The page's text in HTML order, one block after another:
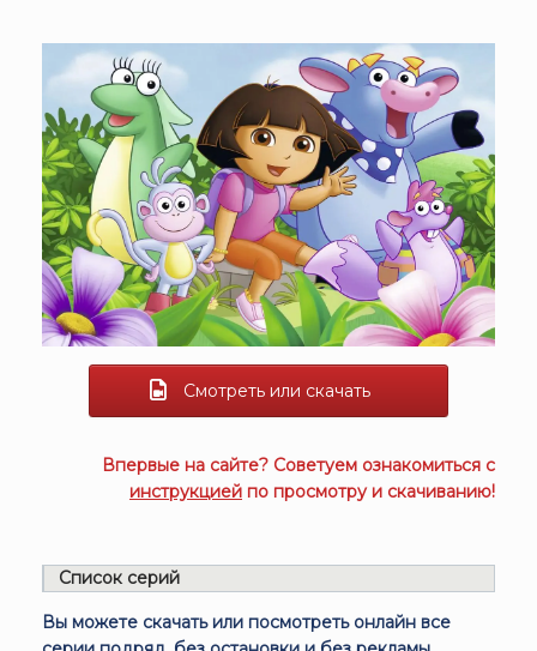
Смотреть или скачать
Впервые на сайте? Советуем ознакомиться с
инструкцией по просмотру и скачиванию!
Список серий
Вы можете скачать или посмотреть онлайн все